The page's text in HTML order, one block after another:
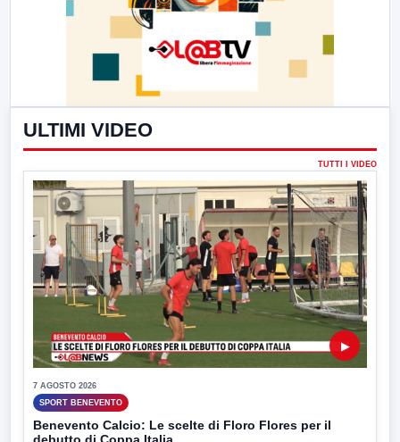
ULTIMI VIDEO
TUTTI I VIDEO
▶
7 AGOSTO 2026
SPORT BENEVENTO
Benevento Calcio: Le scelte di Floro Flores per il